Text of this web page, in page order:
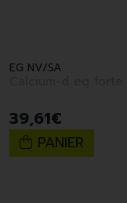
EG NV/SA
39,61€
PANIER